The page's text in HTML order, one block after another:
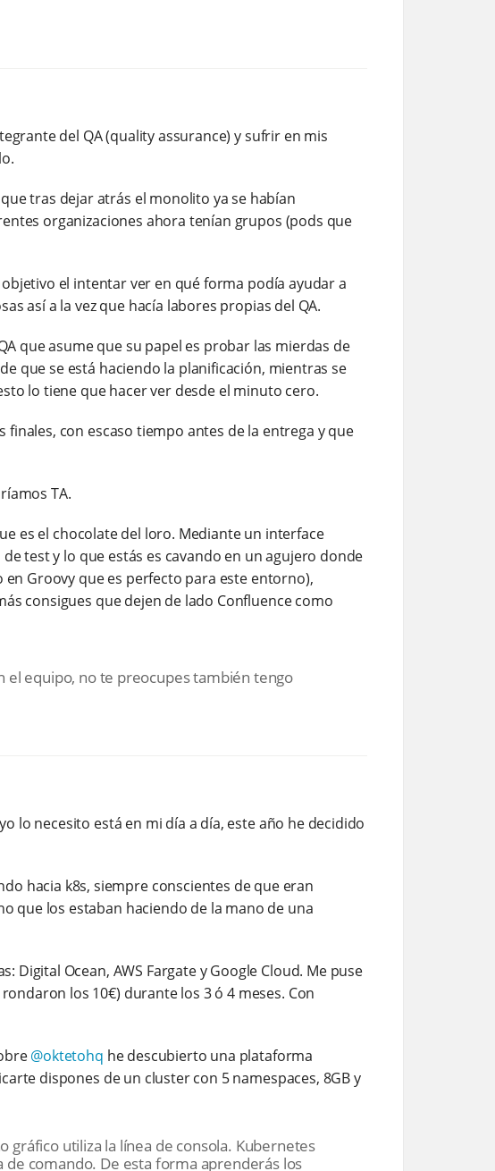
del QA (quality assurance) y sufrir en mis
tras dejar atrás el monolito ya se habían
organizaciones ahora tenían grupos (pods que
el intentar ver en qué forma podía ayudar a
así a la vez que hacía labores propias del QA.
que asume que su papel es probar las mierdas de
que se está haciendo la planificación, mientras se
lo tiene que hacer ver desde el minuto cero.
con escaso tiempo antes de la entrega y que
TA.
es el chocolate del loro. Mediante un interface
test y lo que estás es cavando en un agujero donde
Groovy que es perfecto para este entorno),
consigues que dejen de lado Confluence como
el equipo, no te preocupes también tengo
lo necesito está en mi día a día, este año he decidido
hacia k8s, siempre conscientes de que eran
que los estaban haciendo de la mano de una
Ocean, AWS Fargate y Google Cloud. Me puse
los 10€) durante los 3 ó 4 meses. Con
@oktetohq he descubierto una plataforma
dispones de un cluster con 5 namespaces, 8GB y
utiliza la línea de consola. Kubernetes
comando. De esta forma aprenderás los